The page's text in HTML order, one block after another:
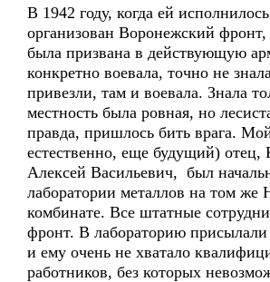
В 1942 году, когда ей
организован Воронежский
была призвана в действующую
конкретно воевала, точно не
привезли, там и воевала. Знала
местность была ровная, но
правда, пришлось бить врага.
естественно, еще будущий) отец,
Алексей Васильевич, был
лаборатории металлов на том же
комбинате. Все штатные
фронт. В лабораторию
и ему очень не хватало
работников, без которых